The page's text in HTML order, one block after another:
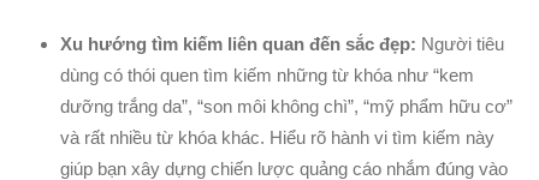
Xu hướng tìm kiếm liên quan đến sắc đẹp: Người tiêu
dùng có thói quen tìm kiếm những từ khóa như “kem
dưỡng trắng da”, “son môi không chì”, “mỹ phẩm hữu cơ”
và rất nhiều từ khóa khác. Hiểu rõ hành vi tìm kiếm này
giúp bạn xây dựng chiến lược quảng cáo nhắm đúng vào